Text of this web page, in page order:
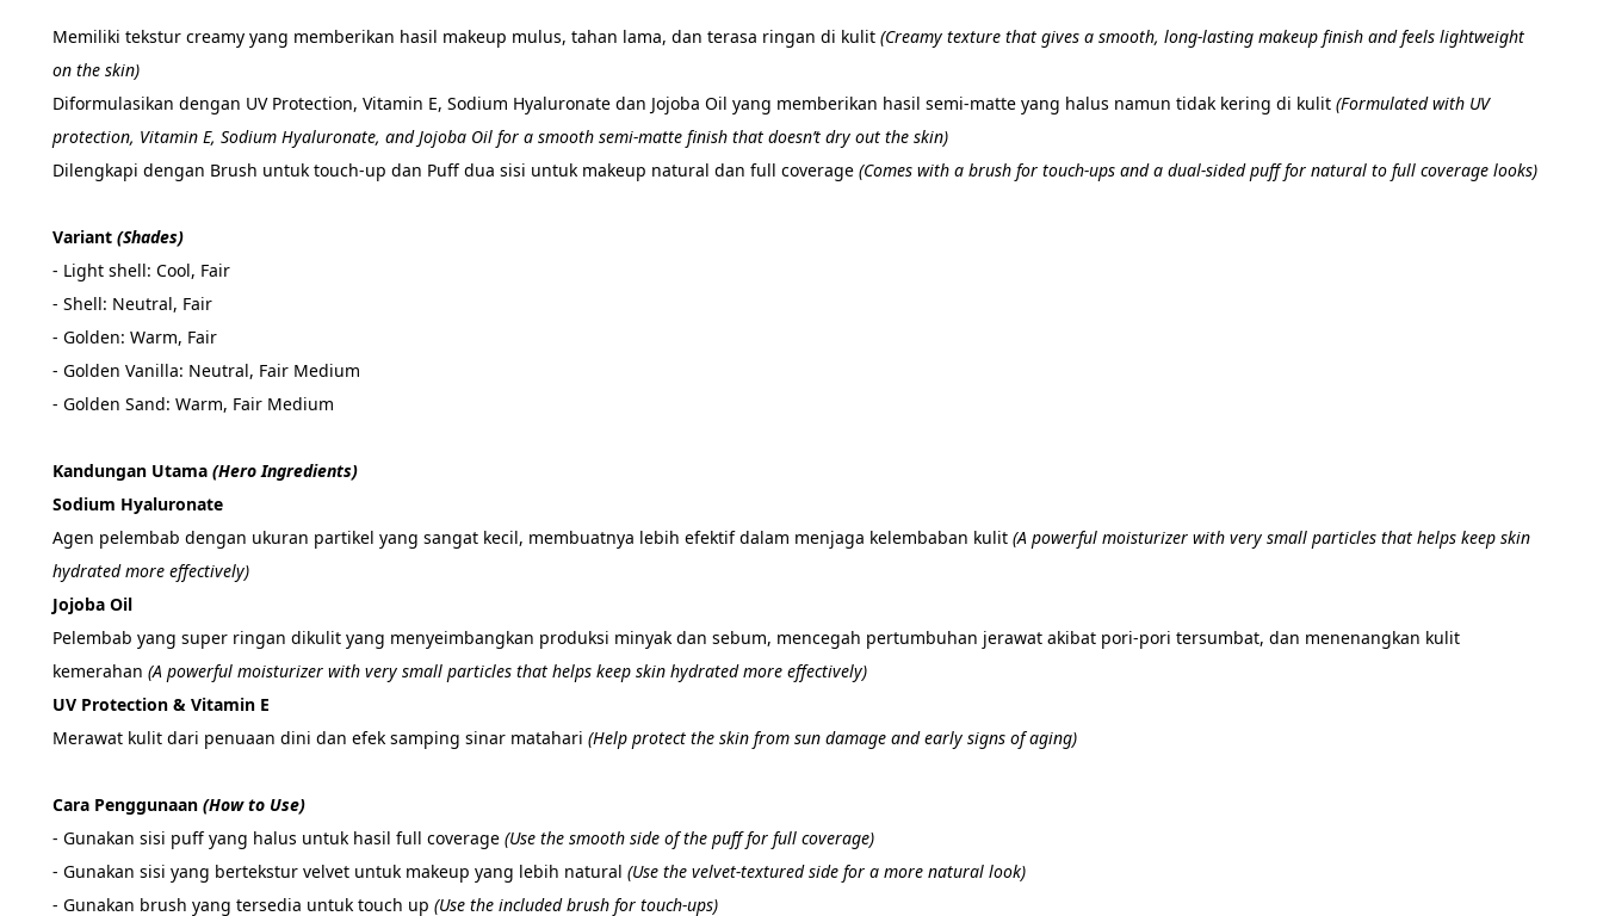
Memiliki tekstur creamy yang memberikan hasil makeup mulus, tahan lama, dan terasa ringan di kulit (Creamy texture that gives a smooth, long-lasting makeup finish and feels lightweight
on the skin)
Diformulasikan dengan UV Protection, Vitamin E, Sodium Hyaluronate dan Jojoba Oil yang memberikan hasil semi-matte yang halus namun tidak kering di kulit (Formulated with UV
protection, Vitamin E, Sodium Hyaluronate, and Jojoba Oil for a smooth semi-matte finish that doesn’t dry out the skin)
Dilengkapi dengan Brush untuk touch-up dan Puff dua sisi untuk makeup natural dan full coverage (Comes with a brush for touch-ups and a dual-sided puff for natural to full coverage looks)
Variant (Shades)
- Light shell: Cool, Fair
- Shell: Neutral, Fair
- Golden: Warm, Fair
- Golden Vanilla: Neutral, Fair Medium
- Golden Sand: Warm, Fair Medium
Kandungan Utama (Hero Ingredients)
Sodium Hyaluronate
Agen pelembab dengan ukuran partikel yang sangat kecil, membuatnya lebih efektif dalam menjaga kelembaban kulit (A powerful moisturizer with very small particles that helps keep skin
hydrated more effectively)
Jojoba Oil
Pelembab yang super ringan dikulit yang menyeimbangkan produksi minyak dan sebum, mencegah pertumbuhan jerawat akibat pori-pori tersumbat, dan menenangkan kulit
kemerahan (A powerful moisturizer with very small particles that helps keep skin hydrated more effectively)
UV Protection & Vitamin E
Merawat kulit dari penuaan dini dan efek samping sinar matahari (Help protect the skin from sun damage and early signs of aging)
Cara Penggunaan (How to Use)
- Gunakan sisi puff yang halus untuk hasil full coverage (Use the smooth side of the puff for full coverage)
- Gunakan sisi yang bertekstur velvet untuk makeup yang lebih natural (Use the velvet-textured side for a more natural look)
- Gunakan brush yang tersedia untuk touch up (Use the included brush for touch-ups)